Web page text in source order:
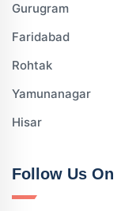
Gurugram
Faridabad
Rohtak
Yamunanagar
Hisar
Follow Us On